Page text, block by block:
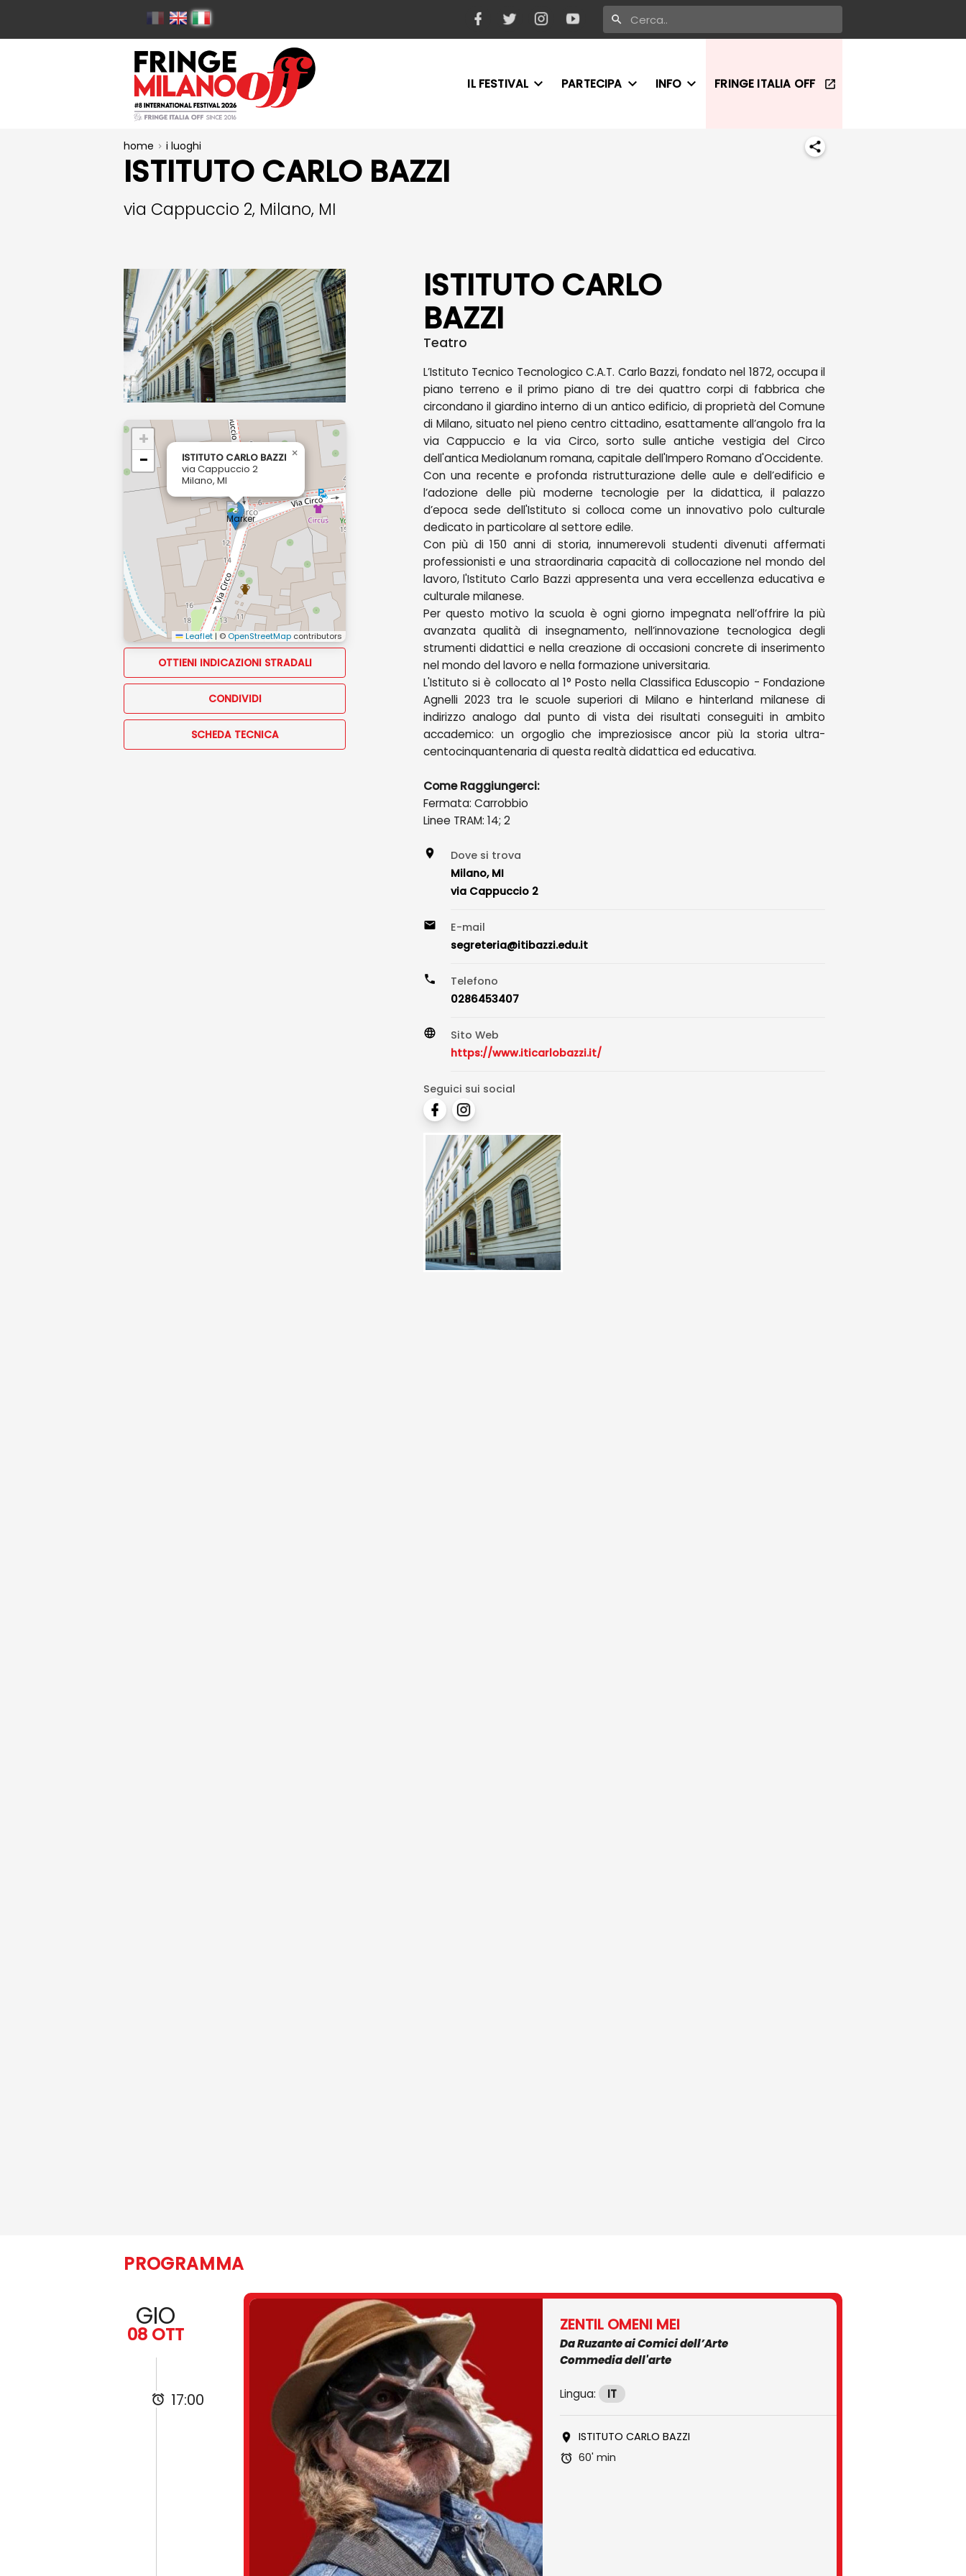
IL FESTIVAL PARTECIPA INFO FRINGE ITALIA OFF
home i luoghi
ISTITUTO CARLO BAZZI
via Cappuccio 2, Milano, MI
ISTITUTO CARLO
BAZZI
Teatro
L’Istituto Tecnico Tecnologico C.A.T. Carlo Bazzi, fondato nel 1872, occupa il
piano terreno e il primo piano di tre dei quattro corpi di fabbrica che
circondano il giardino interno di un antico edificio, di proprietà del Comune
di Milano, situato nel pieno centro cittadino, esattamente all’angolo fra la
via Cappuccio e la via Circo, sorto sulle antiche vestigia del Circo
dell'antica Mediolanum romana, capitale dell'Impero Romano d'Occidente.
Con una recente e profonda ristrutturazione delle aule e dell’edificio e
l’adozione delle più moderne tecnologie per la didattica, il palazzo
d’epoca sede dell'Istituto si colloca come un innovativo polo culturale
dedicato in particolare al settore edile.
Con più di 150 anni di storia, innumerevoli studenti divenuti affermati
professionisti e una straordinaria capacità di collocazione nel mondo del
lavoro, l'Istituto Carlo Bazzi appresenta una vera eccellenza educativa e
culturale milanese.
Per questo motivo la scuola è ogni giorno impegnata nell’offrire la più
avanzata qualità di insegnamento, nell’innovazione tecnologica degli
strumenti didattici e nella creazione di occasioni concrete di inserimento
nel mondo del lavoro e nella formazione universitaria.
L'Istituto si è collocato al 1° Posto nella Classifica Eduscopio - Fondazione
Agnelli 2023 tra le scuole superiori di Milano e hinterland milanese di
indirizzo analogo dal punto di vista dei risultati conseguiti in ambito
accademico: un orgoglio che impreziosisce ancor più la storia ultra-
centocinquantenaria di questa realtà didattica ed educativa.
Come Raggiungerci:
Fermata: Carrobbio
Linee TRAM: 14; 2
Dove si trova
Milano, MI
via Cappuccio 2
E-mail
segreteria@itibazzi.edu.it
Telefono
0286453407
Sito Web
https://www.iticarlobazzi.it/
Seguici sui social
ISTITUTO CARLO BAZZI
via Cappuccio 2
Milano, MI
×
+
−
Leaflet | © OpenStreetMap contributors
OTTIENI INDICAZIONI STRADALI
CONDIVIDI
SCHEDA TECNICA
PROGRAMMA
GIO
08 OTT
17:00
ZENTIL OMENI MEI
Da Ruzante ai Comici dell’Arte
Commedia dell'arte
Lingua: IT
ISTITUTO CARLO BAZZI
60' min